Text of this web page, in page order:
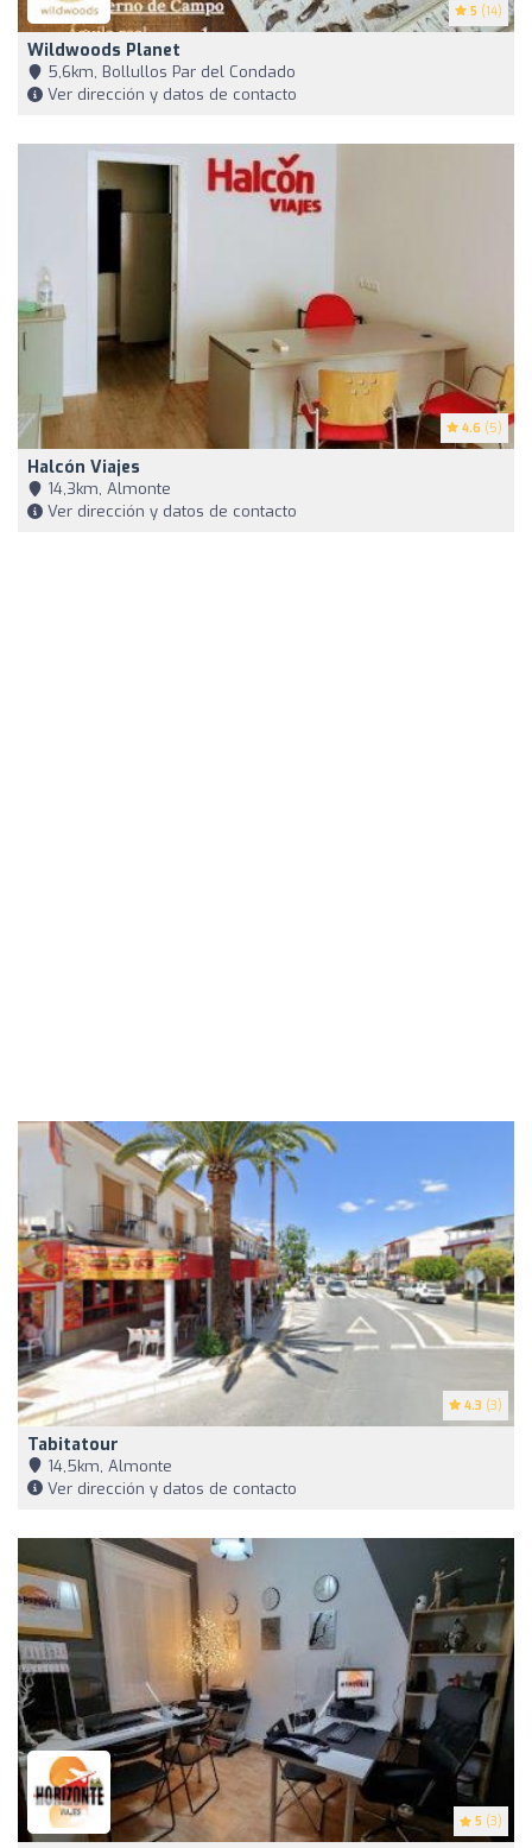
5 (14)
Wildwoods Planet
5,6km, Bollullos Par del Condado
Ver dirección y datos de contacto
4.6 (5)
Halcón Viajes
14,3km, Almonte
Ver dirección y datos de contacto
4.3 (3)
Tabitatour
14,5km, Almonte
Ver dirección y datos de contacto
5 (3)